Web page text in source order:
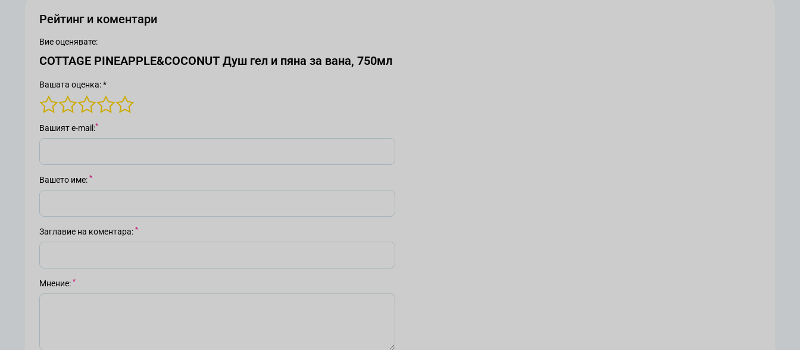
Рейтинг и коментари
Вие оценявате:
COTTAGE PINEAPPLE&COCONUT Душ гел и пяна за вана, 750мл
Вашата оценка: *
Вашият е-mail
Вашето име
Заглавие на коментара
Мнение